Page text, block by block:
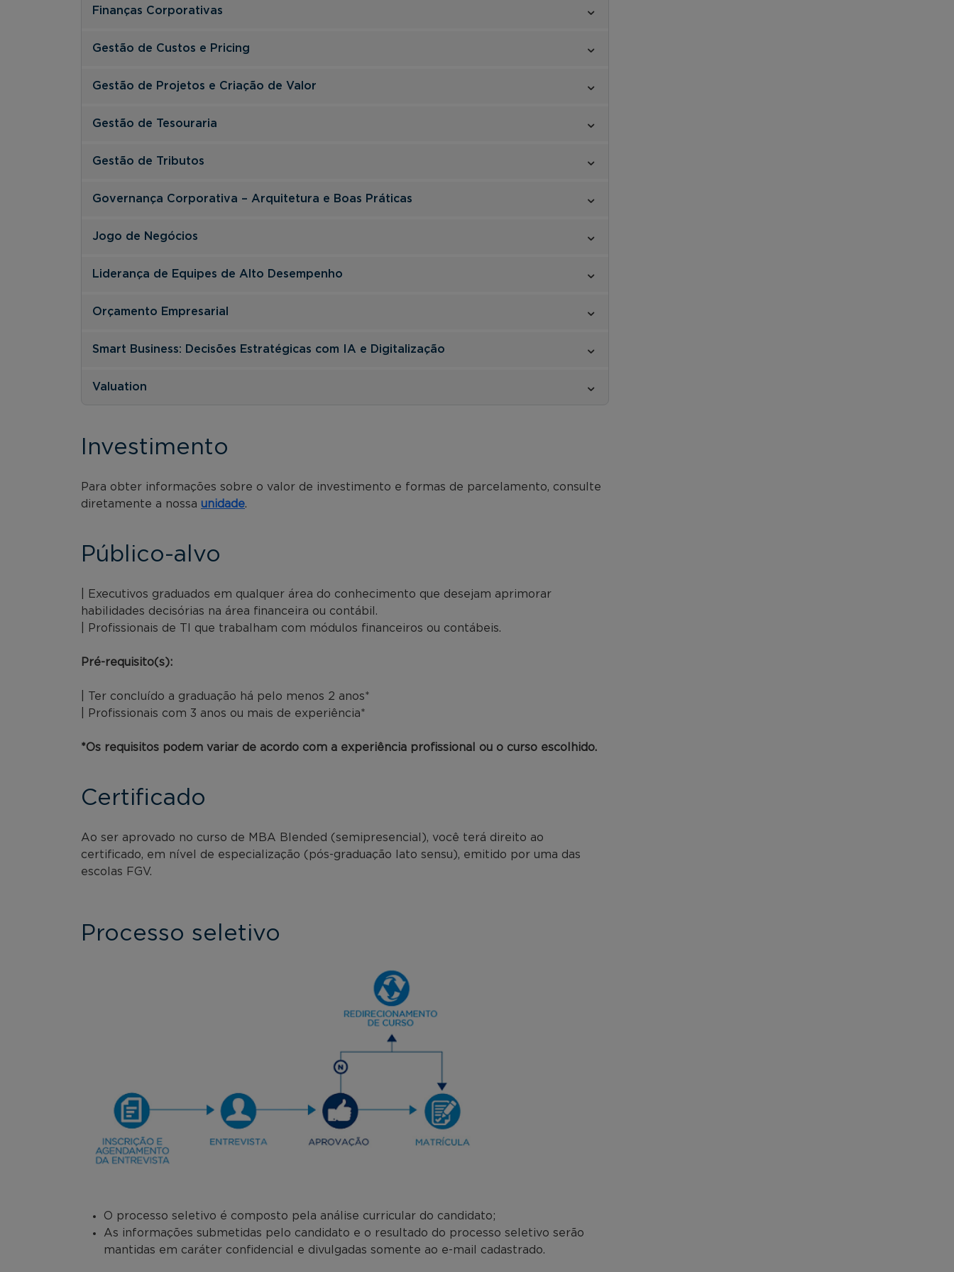
Finanças Corporativas
Gestão de Custos e Pricing
Gestão de Projetos e Criação de Valor
Gestão de Tesouraria
Gestão de Tributos
Governança Corporativa – Arquitetura e Boas Práticas
Jogo de Negócios
Liderança de Equipes de Alto Desempenho
Orçamento Empresarial
Smart Business: Decisões Estratégicas com IA e Digitalização
Valuation
Investimento
Para obter informações sobre o valor de investimento e formas de parcelamento, consulte
diretamente a nossa unidade.
Público-alvo
| Executivos graduados em qualquer área do conhecimento que desejam aprimorar
habilidades decisórias na área financeira ou contábil.
| Profissionais de TI que trabalham com módulos financeiros ou contábeis.
Pré-requisito(s):
| Ter concluído a graduação há pelo menos 2 anos*
| Profissionais com 3 anos ou mais de experiência*
*Os requisitos podem variar de acordo com a experiência profissional ou o curso escolhido.
Certificado
Ao ser aprovado no curso de MBA Blended (semipresencial), você terá direito ao
certificado, em nível de especialização (pós-graduação lato sensu), emitido por uma das
escolas FGV.
Processo seletivo
O processo seletivo é composto pela análise curricular do candidato;
As informações submetidas pelo candidato e o resultado do processo seletivo serão
mantidas em caráter confidencial e divulgadas somente ao e-mail cadastrado.